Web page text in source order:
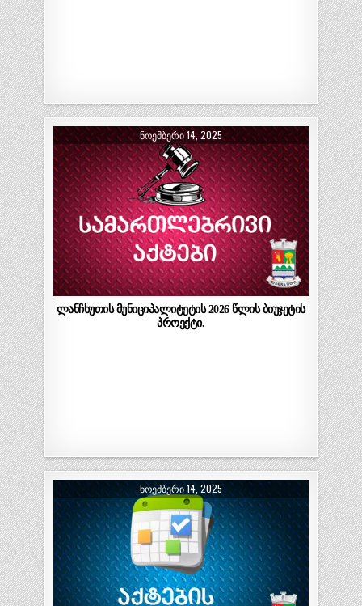
ᲜᲝᲔᲛᲑᲔᲠᲘ 14, 2025
ლანჩხუთის მუნიციპალიტეტის 2026 წლის ბიუჯეტის
პროექტი.
ᲜᲝᲔᲛᲑᲔᲠᲘ 14, 2025